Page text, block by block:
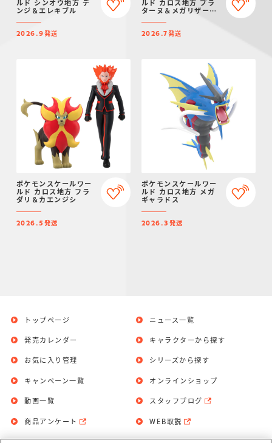
ルド シンオウ地方 デ
ンジ＆エレキブル
2026.9発送
ルド カロス地方 プラ
ターヌ＆メガリザード
2026.7発送
ポケモンスケールワー
ルド カロス地方 フラ
ダリ＆カエンジシ
2026.5 発送
ポケモンスケールワー
ルド カロス地方 メガ
ギャラドス
2026.3 発送
トップページ
発売カレンダー
お気に入り管理
ニュース一覧
キャラクターから探す
シリーズから探す
キャンペーン一覧
動画一覧
商品アンケート
オンラインショップ
スタッフブログ
WEB取説